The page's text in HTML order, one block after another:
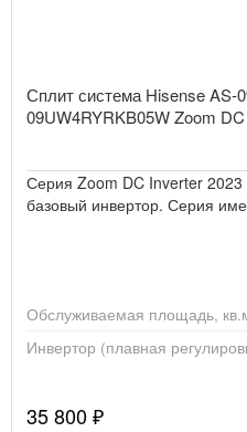
PIONEER
QUATTROCLIMA
Сплит система Hisense AS-
09UW4RYRKB05W Zoom
Серия Zoom DC Inverter
базовый инвертор. Серия
Обслуживаемая площадь,
Инвертор (плавная
35 800 ₽